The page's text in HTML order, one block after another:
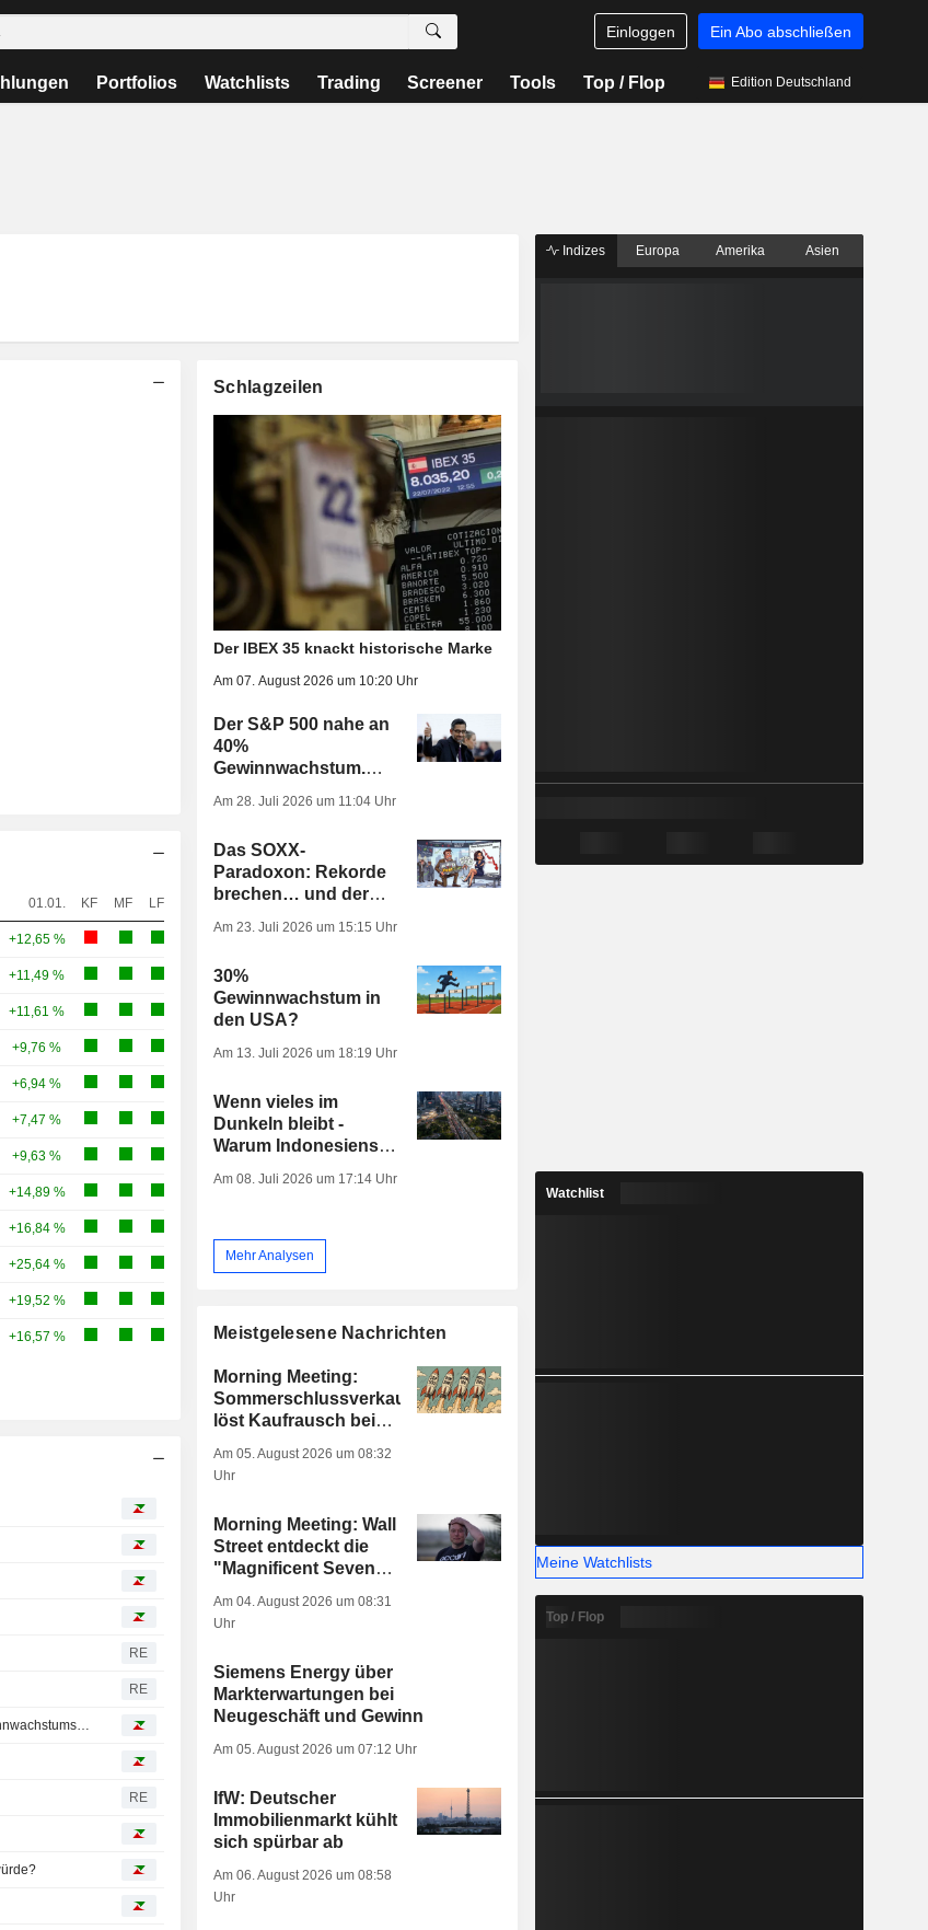
Einloggen Ein Abo abschließen
Portfolios Watchlists Trading Screener Tools Top / Flop Edition Deutschland
01.01. KF MF LF
+12,65 %
+11,49 %
+11,61 %
+9,76 %
+6,94 %
+7,47 %
+9,63 %
+14,89 %
+16,84 %
+25,64 %
+19,52 %
+16,57 %
RE
RE
Indizes: Für europäische Aktien muss 2026 im Zeichen des Gewinnwachstums stehen
RE
Schlagzeilen
Der IBEX 35 knackt historische Marke
Am 07. August 2026 um 10:20 Uhr
Der S&P 500 nahe an
40%
Gewinnwachstum.
Am 28. Juli 2026 um 11:04 Uhr
Das SOXX-
Paradoxon: Rekorde
brechen… und der
Am 23. Juli 2026 um 15:15 Uhr
30%
Gewinnwachstum in
den USA?
Am 13. Juli 2026 um 18:19 Uhr
Wenn vieles im
Dunkeln bleibt -
Warum Indonesiens
Am 08. Juli 2026 um 17:14 Uhr
Mehr Analysen
Meistgelesene Nachrichten
Morning Meeting:
Sommerschlussverkauf
löst Kaufrausch bei
Am 05. August 2026 um 08:32
Uhr
Morning Meeting: Wall
Street entdeckt die
"Magnificent Seven"
Am 04. August 2026 um 08:31
Uhr
Siemens Energy über
Markterwartungen bei
Neugeschäft und Gewinn
Am 05. August 2026 um 07:12 Uhr
IfW: Deutscher
Immobilienmarkt kühlt
sich spürbar ab
Am 06. August 2026 um 08:58
Uhr
Indizes Europa Amerika Asien
Watchlist
Meine Watchlists
Top / Flop